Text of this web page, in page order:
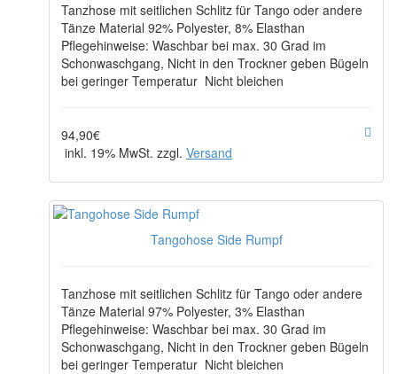
Tanzhose mit seitlichen Schlitz für Tango oder andere
Tänze Material 92% Polyester, 8% Elasthan
Pflegehinweise: Waschbar bei max. 30 Grad im
Schonwaschgang, Nicht in den Trockner geben Bügeln
bei geringer Temperatur Nicht bleichen
94,90€
inkl. 19% MwSt. zzgl. Versand
Tangohose Side Rumpf
Tanzhose mit seitlichen Schlitz für Tango oder andere
Tänze Material 97% Polyester, 3% Elasthan
Pflegehinweise: Waschbar bei max. 30 Grad im
Schonwaschgang, Nicht in den Trockner geben Bügeln
bei geringer Temperatur Nicht bleichen